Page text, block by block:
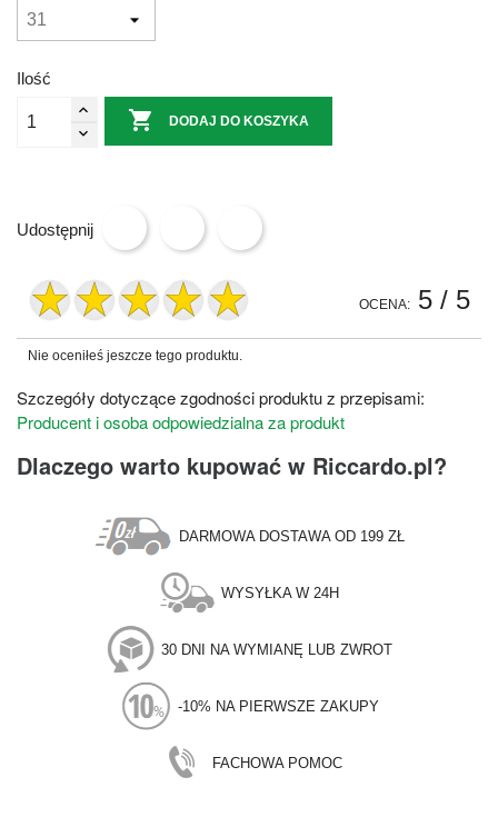
Ilość
 DODAJ DO KOSZYKA
Udostępnij
OCENA: 5 / 5
Nie oceniłeś jeszcze tego produktu.
Szczegóły dotyczące zgodności produktu z przepisami:
Producent i osoba odpowiedzialna za produkt
Dlaczego warto kupować w Riccardo.pl?
DARMOWA DOSTAWA OD 199 ZŁ
WYSYŁKA W 24H
30 DNI NA WYMIANĘ LUB ZWROT
-10% NA PIERWSZE ZAKUPY
FACHOWA POMOC